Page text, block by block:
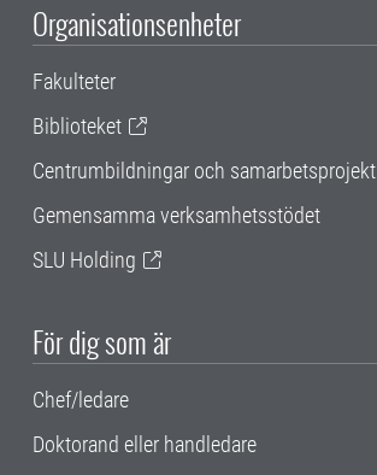
Organisationsenheter
Fakulteter
Biblioteket
Centrumbildningar och samarbetsprojekt
Gemensamma verksamhetsstödet
SLU Holding
För dig som är
Chef/ledare
Doktorand eller handledare